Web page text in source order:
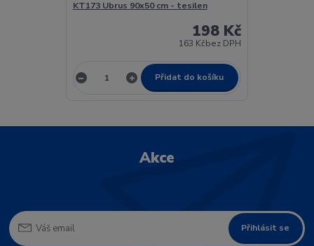
KT173 Ubrus 90x50 cm - tesilen
198 Kč
163 Kčbez DPH
Přidat do košíku
Akce
Přihlásit se